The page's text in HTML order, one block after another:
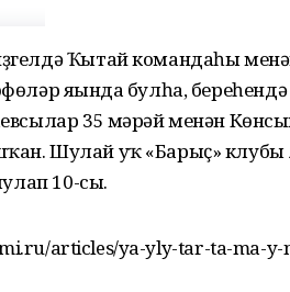
Ҡытай командаһы
яғында булһа,
35 мәрәй менән
Шулай уҡ «Барыҫ» клубы
10-сы.
articles/ya-yly-tar-ta-ma-